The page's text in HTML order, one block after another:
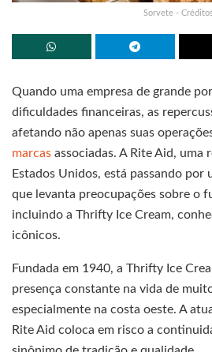
Sorvete -
Quando uma empresa de grande
dificuldades financeiras, as
afetando não apenas suas
marcas associadas. A Rite Aid, uma
Estados Unidos, está passando por
que levanta preocupações sobre o
incluindo a Thrifty Ice Cream,
icônicos.
Fundada em 1940, a Thrifty Ice
presença constante na vida de
especialmente na costa oeste. A
Rite Aid coloca em risco a